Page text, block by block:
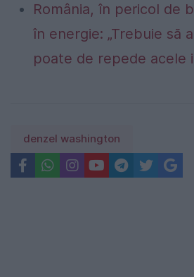
România, în pericol de
în energie: „Trebuie să
poate de repede acele
denzel washington